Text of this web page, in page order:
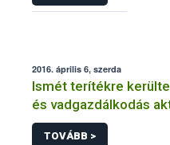
2016. április 6, szerda
Ismét terítékre
és vadgazdálkodás
TOVÁBB >